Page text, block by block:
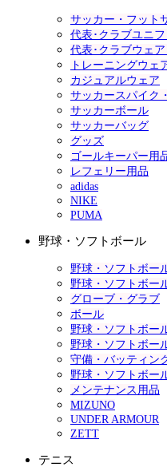
サッカー・フット
代表･クラブユニ
代表･クラブウェ
トレーニングウェ
カジュアルウェア
サッカースパイク
サッカーボール
サッカーバッグ
グッズ
ゴールキーパー用
レフェリー用品
adidas
NIKE
PUMA
野球・ソフトボール
野球・ソフトボー
野球・ソフトボー
グローブ・グラブ
ボール
野球・ソフトボー
野球・ソフトボー
守備・バッティン
野球・ソフトボー
メンテナンス用品
MIZUNO
UNDER ARMOUR
ZETT
テニス